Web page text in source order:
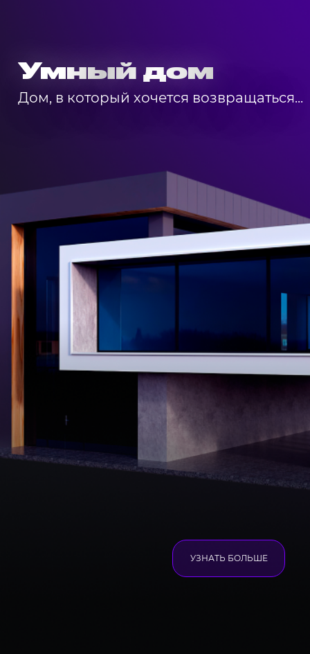
Умный дом
Дом, в который хочется возвращаться...
УЗНАТЬ БОЛЬШЕ